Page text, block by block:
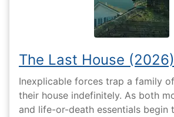
The Last House (2026)
Inexplicable forces trap a family
their house indefinitely. As both
and life-or-death essentials begin